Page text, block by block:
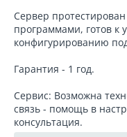
Сервер
программами, готов к
конфигурированию
Гарантия - 1 год.
Сервис: Возможна
связь - помощь в
консультация.